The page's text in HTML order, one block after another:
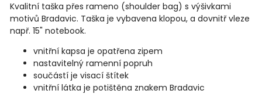
Kvalitní taška přes rameno (shoulder bag) s výšivkami
motivů Bradavic. Taška je vybavena klopou, a dovnitř vleze
např. 15" notebook.
vnitřní kapsa je opatřena zipem
nastavitelný ramenní popruh
součástí je visací štítek
vnitřní látka je potištěna znakem Bradavic